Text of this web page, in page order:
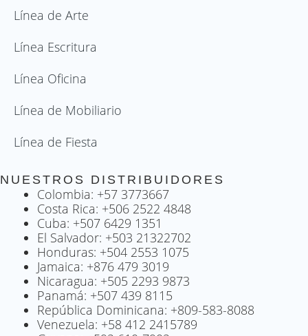
o
-
r
m
Línea de Arte
Línea Escritura
Línea Oficina
Línea de Mobiliario
Línea de Fiesta
NUESTROS DISTRIBUIDORES
Colombia: +57 3773667
Costa Rica: +506 2522 4848
Cuba: +507 6429 1351
El Salvador: +503 21322702
Honduras: +504 2553 1075
Jamaica: +876 479 3019
Nicaragua: +505 2293 9873
Panamá: +507 439 8115
República Dominicana: +809-583-8088
Venezuela: +58 412 2415789